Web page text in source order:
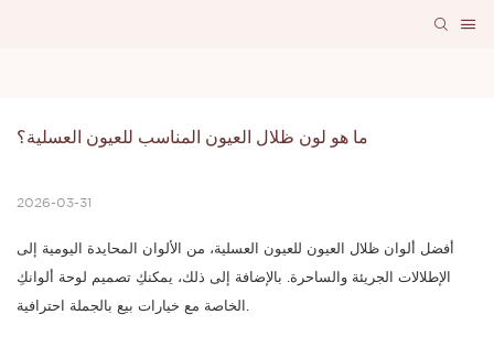
ما هو لون ظلال العيون المناسب للعيون العسلية؟
2026-03-31
أفضل ألوان ظلال العيون للعيون العسلية، من الألوان المحايدة اليومية إلى
الإطلالات الجريئة والساحرة. بالإضافة إلى ذلك، يمكنكِ تصميم لوحة ألوانكِ
الخاصة مع خيارات بيع بالجملة احترافية.